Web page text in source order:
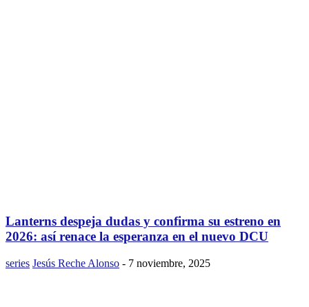
Lanterns despeja dudas y confirma su estreno en
2026: así renace la esperanza en el nuevo DCU
series Jesús Reche Alonso - 7 noviembre, 2025